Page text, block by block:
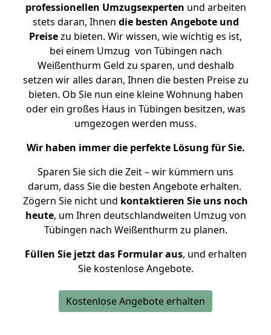
professionellen Umzugsexperten und arbeiten
stets daran, Ihnen die besten Angebote und
Preisezu bieten. Wir wissen, wie wichtig es ist,
bei einem Umzug von Tübingen nach
Weißenthurm Geld zu sparen, und deshalb
setzen wir alles daran, Ihnen die besten Preise zu
bieten. Ob Sie nun eine kleine Wohnung haben
oder ein großes Haus in Tübingen besitzen, was
umgezogen werden muss.
Wir haben immer die perfekte Lösung für Sie.
Sparen Sie sich die Zeit – wir kümmern uns
darum, dass Sie die besten Angebote erhalten.
Zögern Sie nicht und kontaktieren Sie uns noch
heute, um Ihren deutschlandweiten Umzug von
Tübingen nach Weißenthurm zu planen.
Füllen Sie jetzt das Formular aus, und erhalten
Sie kostenlose Angebote.
Kostenlose Angebote erhalten